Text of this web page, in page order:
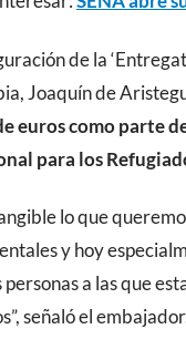
de la
Joaquín de
euros como parte
para los
lo que
y hoy
personas a las que
señaló el